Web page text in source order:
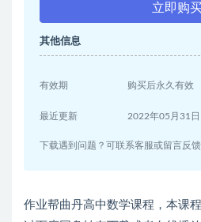
立即购
其他信息
有效期 购买后永久有效
最近更新 2022年05月31日
下载遇到问题？可联系客服或留言反馈
作业帮曲丹高中数学课程，本课